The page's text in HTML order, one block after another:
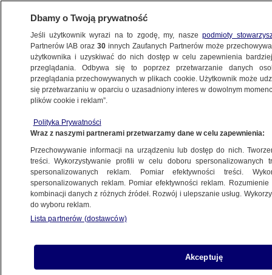
POLSKA
Polskę. Trybunał Praw Człowieka
o związkach partnerskich
23.07.2015, 05:25
Udostępnij
Dbamy o Twoją prywatność
Jeśli użytkownik wyrazi na to zgodę, my, naszepodmioty
Partnerów IAB oraz30 innych Zaufanych Partnerów może
użytkownika i uzyskiwać do nich dostęp w celu zapewnienia
przeglądania. Odbywa się to poprzez przetwarzanie danych
przeglądania przechowywanych w plikach cookie. Użytkownik może
się przetwarzaniu w oparciu o uzasadniony interes w dowolnym
plików cookie i reklam”.
Polityka Prywatności
Wraz z naszymi partnerami przetwarzamy dane w celu zapewnienia:
Przechowywanie informacji na urządzeniu lub dostęp do nich.
treści. Wykorzystywanie profili w celu doboru spersonalizowanych
spersonalizowanych reklam. Pomiar efektywności treści.
spersonalizowanych reklam. Pomiar efektywności reklam.
kombinacji danych z różnych źródeł. Rozwój i ulepszanie usług.
do wyboru reklam.
Lista partnerów (dostawców)
Akceptuję